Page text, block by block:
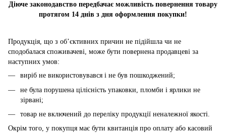
Діюче законодавство передбачає можливість повернення товару
протягом 14 днів з дня оформлення покупки!
Продукція, що з об’єктивних причин не підійшла чи не
сподобалася споживачеві, може бути повернена продавцеві за
наступних умов:
виріб не використовувався і не був пошкоджений;
не була порушена цілісність упаковки, пломби і ярлики не
зірвані;
товар не включений до переліку продукції неналежної якості.
Окрім того, у покупця має бути квитанція про оплату або касовий